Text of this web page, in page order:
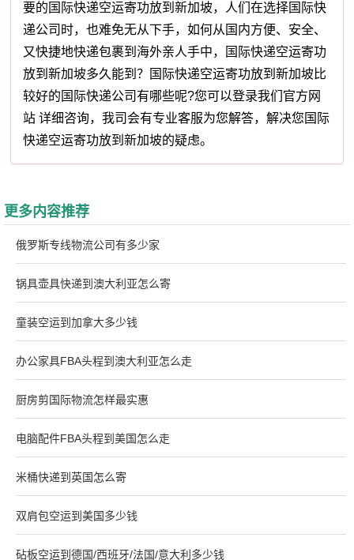
要的国际快递空运寄功放到新加坡，人们在选择国际快
递公司时，也难免无从下手，如何从国内方便、安全、
又快捷地快递包裹到海外亲人手中，国际快递空运寄功
放到新加坡多久能到？国际快递空运寄功放到新加坡比
较好的国际快递公司有哪些呢?您可以登录我们官方网
站 详细咨询，我司会有专业客服为您解答，解决您国际
快递空运寄功放到新加坡的疑虑。
更多内容推荐
俄罗斯专线物流公司有多少家
锅具壶具快递到澳大利亚怎么寄
童装空运到加拿大多少钱
办公家具FBA头程到澳大利亚怎么走
厨房剪国际物流怎样最实惠
电脑配件FBA头程到美国怎么走
米桶快递到英国怎么寄
双肩包空运到美国多少钱
砧板空运到德国/西班牙/法国/意大利多少钱